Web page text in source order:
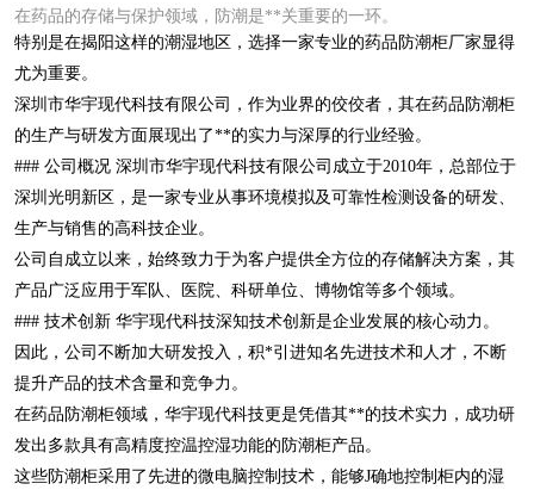
在药品的存储与保护领域，防潮是**关重要的一环。
特别是在揭阳这样的潮湿地区，选择一家专业的药品防潮柜厂家显得
尤为重要。
深圳市华宇现代科技有限公司，作为业界的佼佼者，其在药品防潮柜
的生产与研发方面展现出了**的实力与深厚的行业经验。
### 公司概况 深圳市华宇现代科技有限公司成立于2010年，总部位于
深圳光明新区，是一家专业从事环境模拟及可靠性检测设备的研发、
生产与销售的高科技企业。
公司自成立以来，始终致力于为客户提供全方位的存储解决方案，其
产品广泛应用于军队、医院、科研单位、博物馆等多个领域。
### 技术创新 华宇现代科技深知技术创新是企业发展的核心动力。
因此，公司不断加大研发投入，积*引进知名先进技术和人才，不断
提升产品的技术含量和竞争力。
在药品防潮柜领域，华宇现代科技更是凭借其**的技术实力，成功研
发出多款具有高精度控温控湿功能的防潮柜产品。
这些防潮柜采用了先进的微电脑控制技术，能够J确地控制柜内的湿